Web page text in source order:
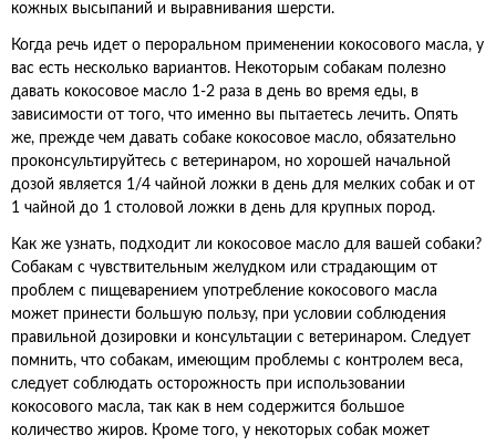
кожных высыпаний и выравнивания шерсти.
Когда речь идет о пероральном применении кокосового масла, у
вас есть несколько вариантов. Некоторым собакам полезно
давать кокосовое масло 1-2 раза в день во время еды, в
зависимости от того, что именно вы пытаетесь лечить. Опять
же, прежде чем давать собаке кокосовое масло, обязательно
проконсультируйтесь с ветеринаром, но хорошей начальной
дозой является 1/4 чайной ложки в день для мелких собак и от
1 чайной до 1 столовой ложки в день для крупных пород.
Как же узнать, подходит ли кокосовое масло для вашей собаки?
Собакам с чувствительным желудком или страдающим от
проблем с пищеварением употребление кокосового масла
может принести большую пользу, при условии соблюдения
правильной дозировки и консультации с ветеринаром. Следует
помнить, что собакам, имеющим проблемы с контролем веса,
следует соблюдать осторожность при использовании
кокосового масла, так как в нем содержится большое
количество жиров. Кроме того, у некоторых собак может